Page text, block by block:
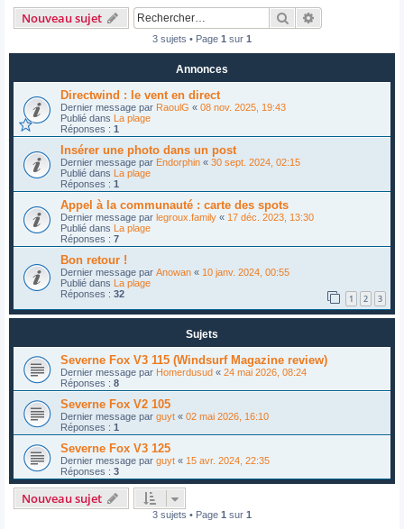
Nouveau sujet Rechercher
3 sujets • Page 1 sur 1
Annonces
Directwind : le vent en direct
Dernier message par RaoulG « 08 nov. 2025, 19:43
Publié dans La plage
Réponses : 1
Insérer une photo dans un post
Dernier message par Endorphin « 30 sept. 2024, 02:15
Publié dans La plage
Réponses : 1
Appel à la communauté : carte des spots
Dernier message par legroux.family « 17 déc. 2023, 13:30
Publié dans La plage
Réponses : 7
Bon retour !
Dernier message par Anowan « 10 janv. 2024, 00:55
Publié dans La plage
Réponses : 32 1 2 3
Sujets
Severne Fox V3 115 (Windsurf Magazine review)
Dernier message par Homerdusud « 24 mai 2026, 08:24
Réponses : 8
Severne Fox V2 105
Dernier message par guyt « 02 mai 2026, 16:10
Réponses : 1
Severne Fox V3 125
Dernier message par guyt « 15 avr. 2024, 22:35
Réponses : 3
Nouveau sujet
3 sujets • Page 1 sur 1